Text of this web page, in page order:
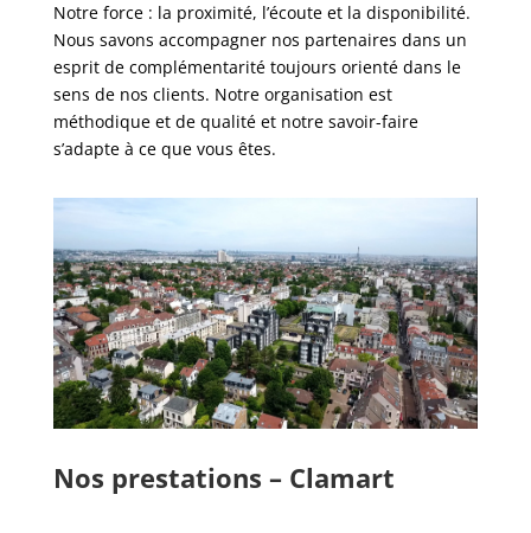
Notre force : la proximité, l’écoute et la disponibilité.
Nous savons accompagner nos partenaires dans un
esprit de complémentarité toujours orienté dans le
sens de nos clients. Notre organisation est
méthodique et de qualité et notre savoir-faire
s’adapte à ce que vous êtes.
Nos prestations – Clamart